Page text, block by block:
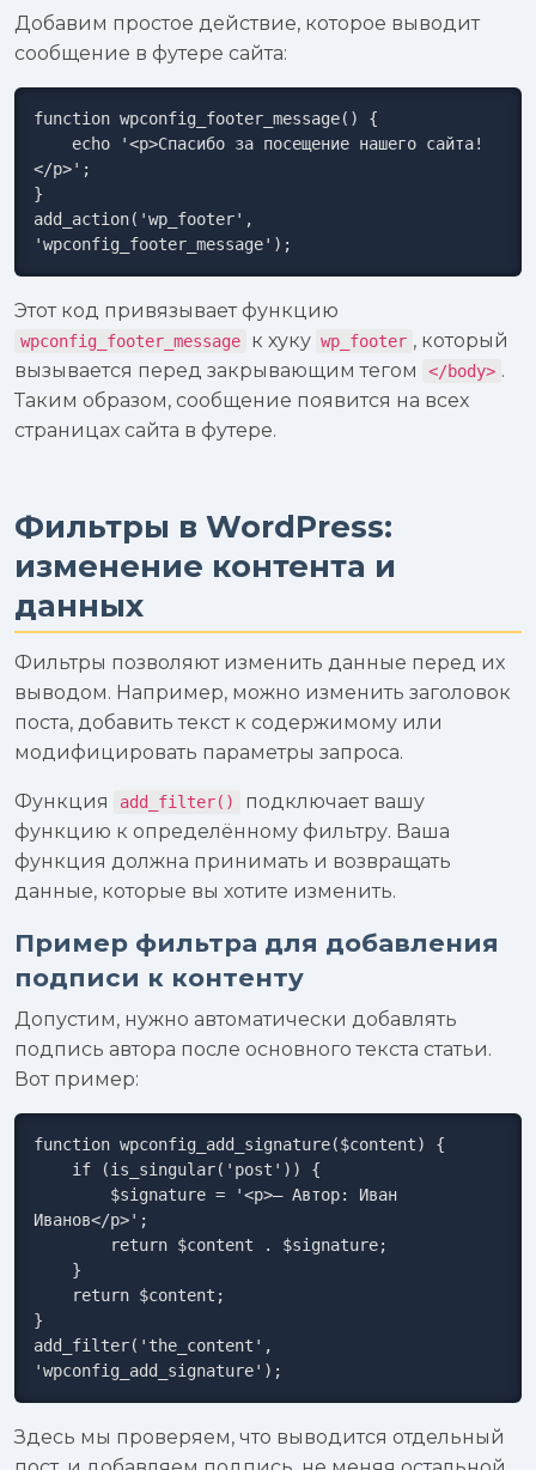
Добавим простое действие, которое выводит
сообщение в футере сайта:
function wpconfig_footer_message() {
</p>';
}
add_action('wp_footer',
'wpconfig_footer_message');
Этот код привязывает функцию
wpconfig_footer_message к хуку wp_footer , который
вызывается перед закрывающим тегом
</body> .
Таким образом, сообщение появится на всех
страницах сайта в футере.
Фильтры в WordPress:
изменение контента и
данных
Фильтры позволяют изменить данные перед их
выводом. Например, можно изменить заголовок
поста, добавить текст к содержимому или
модифицировать параметры запроса.
Функция add_filter()
подключает вашу
функцию к определённому фильтру. Ваша
функция должна принимать и возвращать
данные, которые вы хотите изменить.
Пример фильтра для добавления
подписи к контенту
Допустим, нужно автоматически добавлять
подпись автора после основного текста статьи.
Вот пример:
function wpconfig_add_signature($content) {
Иванов</p>';
}
add_filter('the_content',
'wpconfig_add_signature');
Здесь мы проверяем, что выводится отдельный